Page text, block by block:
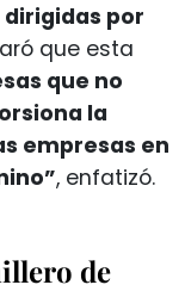
dirigidas por
que esta
que no
la
empresas en
, enfatizó.
de